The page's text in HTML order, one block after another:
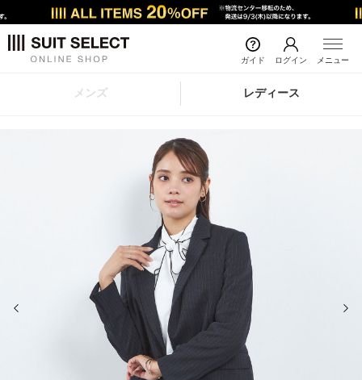
ガイド ログイン メニュー
メンズ レディース